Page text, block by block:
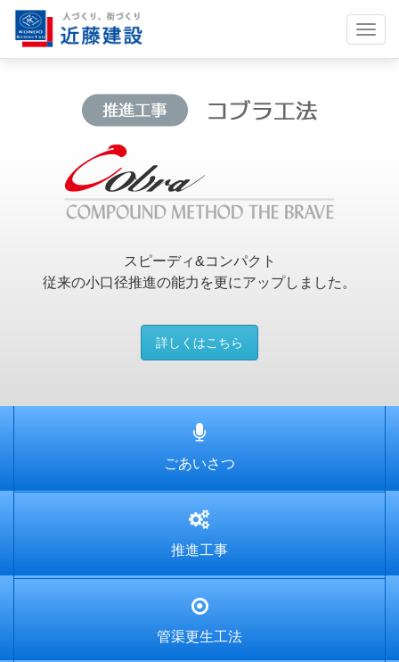
スピーディ&コンパクト
従来の小口径推進の能力を更にアップしました。
詳しくはこちら
ごあいさつ
推進工事
管渠更生工法